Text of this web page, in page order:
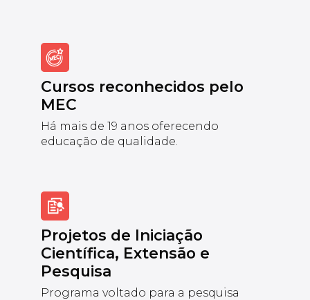
Cursos reconhecidos pelo
MEC
Há mais de 19 anos oferecendo
educação de qualidade.
Projetos de Iniciação
Científica, Extensão e
Pesquisa
Programa voltado para a pesquisa